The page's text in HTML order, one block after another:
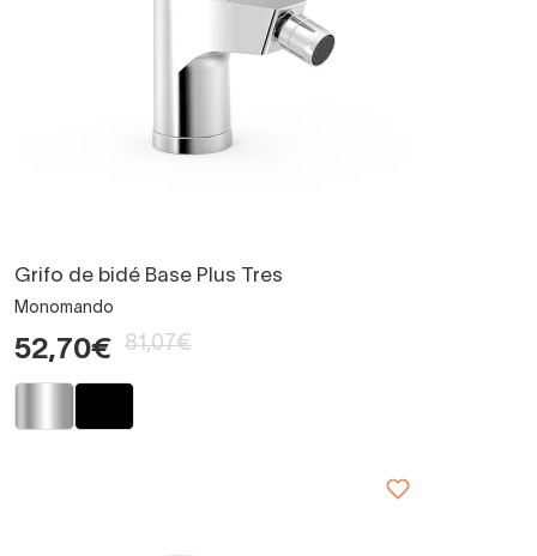
Grifo de bidé Base Plus Tres
Monomando
52,70€ 81,07€